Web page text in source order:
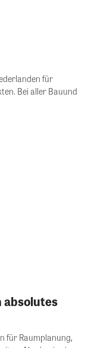
für
Bei aller Bauund
absolutes
für Raumplanung,